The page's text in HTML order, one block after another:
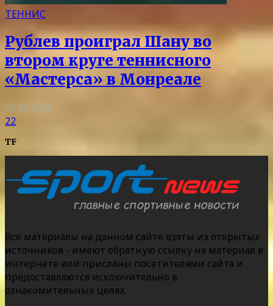
ТЕННИС
Рублев проиграл Шану во
втором круге теннисного
«Мастерса» в Монреале
05.08.2026
22
TF
Все материалы на данном сайте взяты из открытых
источников - имеют обратную ссылку на материал в
интернете или присланы посетителями сайта и
предоставляются исключительно в
ознакомительных целях.